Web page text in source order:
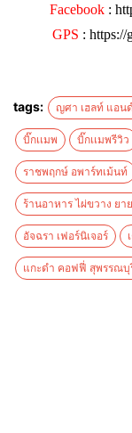
Facebook :
GPS : https://
tags: ญศา เฮลท์ แอน
บิ๊กเเมพ บิ๊กเเมพรีวิว
ราชพฤกษ์ อพาร์ทเม้นท์
ร้านอาหาร ไผ่ขวาง ยา
อัจฉรา เฟอร์นิเจอร์
แกะดำ คอฟฟี่ สุพรรณบุ